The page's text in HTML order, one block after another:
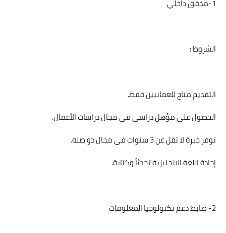
1-مدقق داخلي
الشروط :
التقديم متاح للعمانيين فقط.
الحصول على مؤهل دراسي في مجال دراسات الأعمال.
توفر خبرة لا تقل عن 3 سنوات في مجال ذو صلة.
إجادة اللغة الانجليزية تحدثاً وكتابة.
2- ضابط دعم تكنولوجيا المعلومات